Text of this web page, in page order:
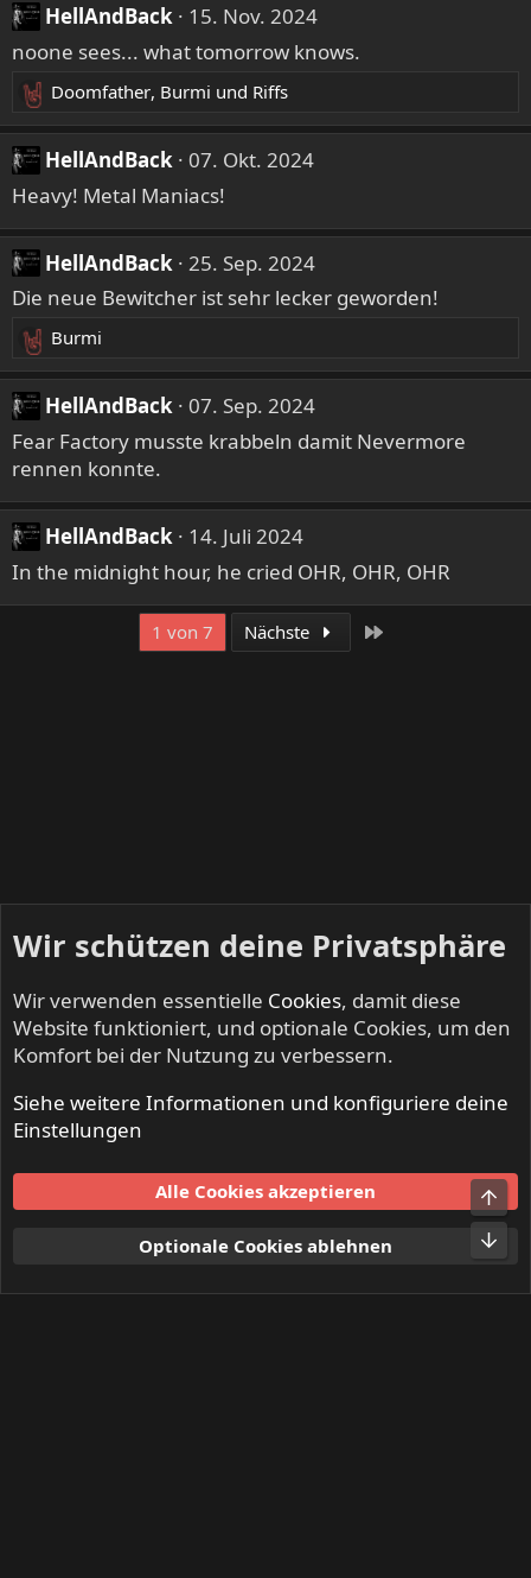
HellAndBack
15. Nov. 2024
noone sees... what tomorrow knows.
R
e
a
k
t
i
o
n
e
n
Doomfather, Burmi und Riffs
HellAndBack 07. Okt. 2024
Heavy! Metal Maniacs!
HellAndBack
25. Sep. 2024
Die neue Bewitcher ist sehr lecker geworden!
R
e
a
k
t
i
o
n
e
n
Burmi
HellAndBack 07. Sep. 2024
Fear Factory musste krabbeln damit Nevermore
rennen konnte.
HellAndBack
14. Juli 2024
In the midnight hour, he cried OHR, OHR, OHR
1 von 7 Nächste
Mitglieder
Nutzungsbedingungen
Datenschutz
S
Wir schützen deine Privatsphäre
Wir verwenden essentielle Cookies, damit diese
Website funktioniert, und optionale Cookies, um den
Komfort bei der Nutzung zu verbessern.
Siehe weitere Informationen und konfiguriere deine
Einstellungen
Alle Cookies akzeptieren
Optionale Cookies ablehnen